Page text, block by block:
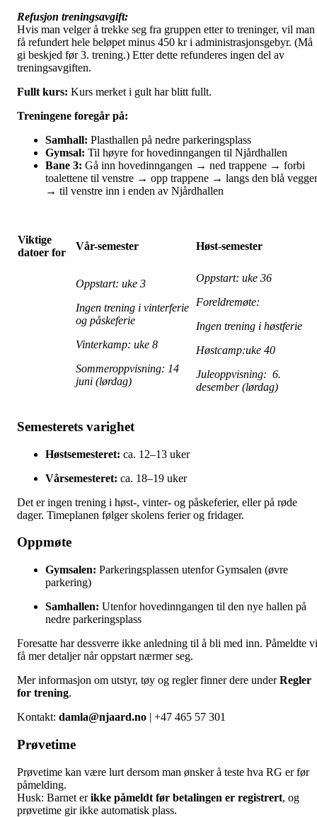
Refusjon treningsavgift:
Hvis man velger å trekke seg fra gruppen etter to treninger, vil man
få refundert hele beløpet minus 450 kr i administrasjonsgebyr. (Må
gi beskjed før 3. trening.) Etter dette refunderes ingen del av
treningsavgiften.
Fullt kurs: Kurs merket i gult har blitt fullt.
Treningene foregår på:
Samhall: Plasthallen på nedre parkeringsplass
Gymsal: Til høyre for hovedinngangen til Njårdhallen
Bane 3: Gå inn hovedinngangen → ned trappene → forbi
toalettene til venstre → opp trappene → langs den blå
→ til venstre inn i enden av Njårdhallen
Viktige
datoer for
Vår-semester Høst-semester
Oppstart: uke 3
Ingen trening i vinterferie
og påskeferie
Vinterkamp: uke 8
Sommeroppvisning: 14
juni (lørdag)
Oppstart: uke 36
Foreldremøte:
Ingen trening i høstferie
Høstcamp:uke 40
Juleoppvisning: 6.
desember (lørdag)
Semesterets varighet
Høstsemesteret: ca. 12–13 uker
Vårsemesteret: ca. 18–19 uker
Det er ingen trening i høst-, vinter- og påskeferier, eller på røde
dager. Timeplanen følger skolens ferier og fridager.
Oppmøte
Gymsalen: Parkeringsplassen utenfor Gymsalen (øvre
parkering)
Samhallen: Utenfor hovedinngangen til den nye hallen på
nedre parkeringsplass
Foresatte har dessverre ikke anledning til å bli med inn. Påmeldte
få mer detaljer når oppstart nærmer seg.
Mer informasjon om utstyr, tøy og regler finner dere underRegler
for trening.
Kontakt: damla@njaard.no | +47 465 57 301
Prøvetime
Prøvetime kan være lurt dersom man ønsker å teste hva RG er før
påmelding.
Husk: Barnet erikke påmeldt før betalingen er registrert, og
prøvetime gir ikke automatisk plass.